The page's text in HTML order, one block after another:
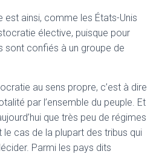
est ainsi, comme les États-Unis
élective, puisque pour
sont confiés à un groupe de
au sens propre, c’est à dire
par l’ensemble du peuple. Et
que très peu de régimes
cas de la plupart des tribus qui
Parmi les pays dits